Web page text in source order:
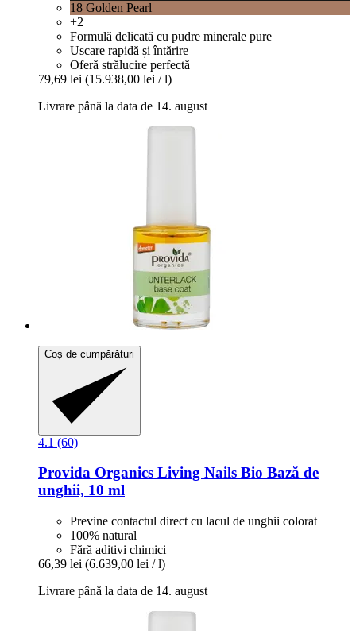
18 Golden Pearl
+2
Formulă delicată cu pudre minerale pure
Uscare rapidă și întărire
Oferă strălucire perfectă
79,69 lei (15.938,00 lei / l)
Livrare până la data de 14. august
Coș de cumpărături
4.1 (60)
Provida Organics Living Nails Bio Bază de
unghii, 10 ml
Previne contactul direct cu lacul de unghii colorat
100% natural
Fără aditivi chimici
66,39 lei (6.639,00 lei / l)
Livrare până la data de 14. august